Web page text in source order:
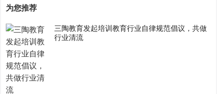
为您推荐
三陶教育发起培训教育行业自律规范倡议，共做
行业清流